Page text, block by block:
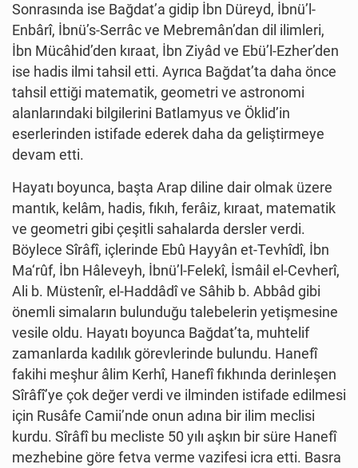
Sonrasında ise Bağdat’a gidip İbn Düreyd, İbnü’l-
Enbârî, İbnü’s-Serrâc ve Mebremân’dan dil ilimleri,
İbn Mücâhid’den kıraat, İbn Ziyâd ve Ebü’l-Ezher’den
ise hadis ilmi tahsil etti. Ayrıca Bağdat’ta daha önce
tahsil ettiği matematik, geometri ve astronomi
alanlarındaki bilgilerini Batlamyus ve Öklid’in
eserlerinden istifade ederek daha da geliştirmeye
devam etti.
Hayatı boyunca, başta Arap diline dair olmak üzere
mantık, kelâm, hadis, fıkıh, ferâiz, kıraat, matematik
ve geometri gibi çeşitli sahalarda dersler verdi.
Böylece Sîrâfî, içlerinde Ebû Hayyân et-Tevhîdî, İbn
Ma‘rûf, İbn Hâleveyh, İbnü’l-Felekî, İsmâil el-Cevherî,
Ali b. Müstenîr, el-Haddâdî ve Sâhib b. Abbâd gibi
önemli simaların bulunduğu talebelerin yetişmesine
vesile oldu. Hayatı boyunca Bağdat’ta, muhtelif
zamanlarda kadılık görevlerinde bulundu. Hanefî
fakihi meşhur âlim Kerhî, Hanefî fıkhında derinleşen
Sîrâfî’ye çok değer verdi ve ilminden istifade edilmesi
için Rusâfe Camii’nde onun adına bir ilim meclisi
kurdu. Sîrâfî bu mecliste 50 yılı aşkın bir süre Hanefî
mezhebine göre fetva verme vazifesi icra etti. Basra